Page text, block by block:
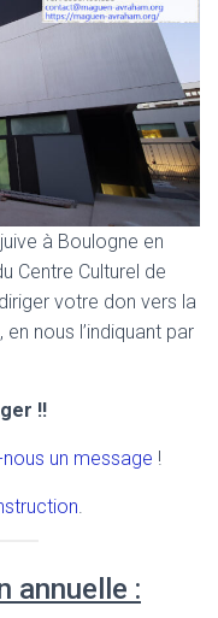
à Boulogne en
Centre Culturel de
votre don vers la
nous l’indiquant par
!!
un message !
annuelle :